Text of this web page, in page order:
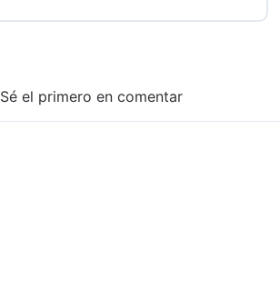
Sé el primero en comentar